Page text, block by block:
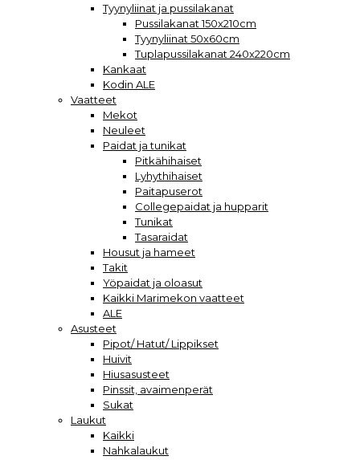
Tyynyliinat ja pussilakanat
Pussilakanat 150x210cm
Tyynyliinat 50x60cm
Tuplapussilakanat 240x220cm
Kankaat
Kodin ALE
Vaatteet
Mekot
Neuleet
Paidat ja tunikat
Pitkähihaiset
Lyhythihaiset
Paitapuserot
Collegepaidat ja hupparit
Tunikat
Tasaraidat
Housut ja hameet
Takit
Yöpaidat ja oloasut
Kaikki Marimekon vaatteet
ALE
Asusteet
Pipot/ Hatut/ Lippikset
Huivit
Hiusasusteet
Pinssit, avaimenperät
Sukat
Laukut
Kaikki
Nahkalaukut